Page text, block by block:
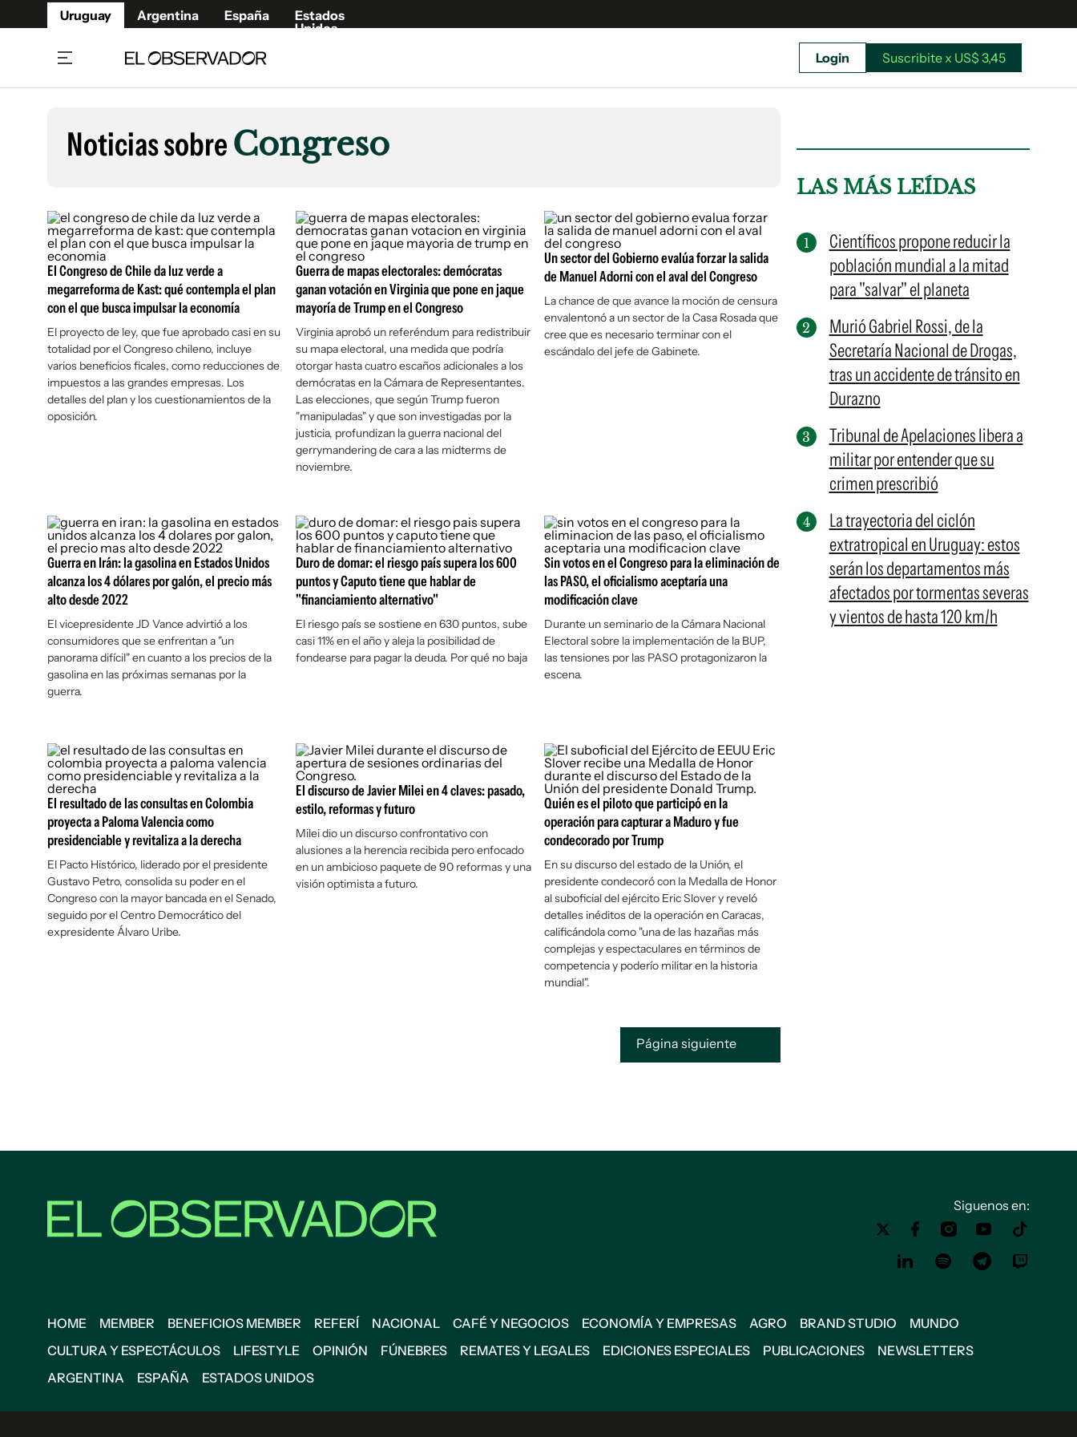
Uruguay Argentina España
Estados
Unidos
Beneficios Member
Café y Negocios
Economía y Empresas
Agro
Brand Studio
Mundo
Cultura y Espectáculos
Fúnebres
Publicaciones
Newsletters
Argentina
España
Estados Unidos
Suscribite x US$ 3,45
Login Suscribite x US$ 3,45
Noticias sobreCongreso
El Congreso de Chile da luz verde a
megarreforma de Kast: qué contempla el plan
con el que busca impulsar la economía
El proyecto de ley, que fue aprobado casi en su
totalidad por el Congreso chileno, incluye
varios beneficios ficales, como reducciones de
impuestos a las grandes empresas. Los
detalles del plan y los cuestionamientos de la
oposición.
Guerra de mapas electorales: demócratas
ganan votación en Virginia que pone en jaque
mayoría de Trump en el Congreso
Virginia aprobó un referéndum para redistribuir
su mapa electoral, una medida que podría
otorgar hasta cuatro escaños adicionales a los
demócratas en la Cámara de Representantes.
Las elecciones, que según Trump fueron
"manipuladas" y que son investigadas por la
justicia, profundizan la guerra nacional del
gerrymanderingde cara a las midtermsde
noviembre.
Un sector del Gobierno evalúa forzar la salida
de Manuel Adorni con el aval del Congreso
La chance de que avance la moción de censura
envalentonó a un sector de la Casa Rosada que
cree que es necesario terminar con el
escándalo del jefe de Gabinete.
Guerra en Irán: la gasolina en Estados Unidos
alcanza los 4 dólares por galón, el precio más
alto desde 2022
El vicepresidente JD Vance advirtió a los
consumidores que se enfrentan a "un
panorama difícil" en cuanto a los precios de la
gasolina en las próximas semanas por la
guerra.
Duro de domar: el riesgo país supera los 600
puntos y Caputo tiene que hablar de
"financiamiento alternativo"
El riesgo país se sostiene en 630 puntos, sube
casi 11% en el año y aleja la posibilidad de
fondearse para pagar la deuda. Por qué no baja
Sin votos en el Congreso para la eliminación de
las PASO, el oficialismo aceptaría una
modificación clave
Durante un seminario de la Cámara Nacional
Electoral sobre la implementación de la BUP,
las tensiones por las PASO protagonizaron la
escena.
El resultado de las consultas en Colombia
proyecta a Paloma Valencia como
presidenciable y revitaliza a la derecha
El Pacto Histórico, liderado por el presidente
Gustavo Petro, consolida su poder en el
Congreso con la mayor bancada en el Senado,
seguido por el Centro Democrático del
expresidente Álvaro Uribe.
El discurso de Javier Milei en 4 claves: pasado,
estilo, reformas y futuro
Milei dio un discurso confrontativo con
alusiones a la herencia recibida pero enfocado
en un ambicioso paquete de 90 reformas y una
visión optimista a futuro.
Quién es el piloto que participó en la
operación para capturar a Maduro y fue
condecorado por Trump
En su discurso del estado de la Unión, el
presidente condecoró con la Medalla de Honor
al suboficial del ejército Eric Slover y reveló
detalles inéditos de la operación en Caracas,
calificándola como "una de las hazañas más
complejas y espectaculares en términos de
competencia y poderío militar en la historia
mundial".
Página siguiente
LAS MÁS LEÍDAS
Científicos propone reducir la
población mundial a la mitad
para "salvar" el planeta
Murió Gabriel Rossi, de la
Secretaría Nacional de Drogas,
tras un accidente de tránsito en
Durazno
Tribunal de Apelaciones libera a
militar por entender que su
crimen prescribió
La trayectoria del ciclón
extratropical en Uruguay: estos
serán los departamentos más
afectados por tormentas severas
y vientos de hasta 120 km/h
Siguenos en:
HOME MEMBER BENEFICIOS MEMBER REFERÍ NACIONAL CAFÉ Y NEGOCIOS ECONOMÍA Y EMPRESAS AGRO BRAND STUDIO
MUNDO
CULTURA Y ESPECTÁCULOS
LIFESTYLE OPINIÓN FÚNEBRES REMATES Y LEGALES EDICIONES ESPECIALES PUBLICACIONES
NEWSLETTERS
ARGENTINA
ESPAÑA ESTADOS UNIDOS